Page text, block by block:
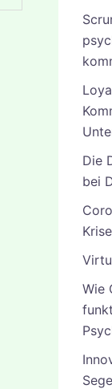
Die
bei
Krise
Wie